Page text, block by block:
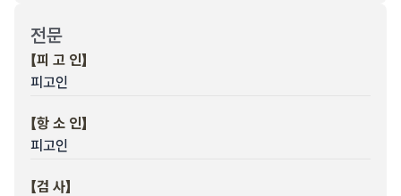
전문
【피 고 인】
피고인
【항 소 인】
피고인
【검 사】